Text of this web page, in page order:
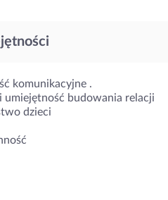
komunikacyjne .
umiejętność budowania relacji
dzieci